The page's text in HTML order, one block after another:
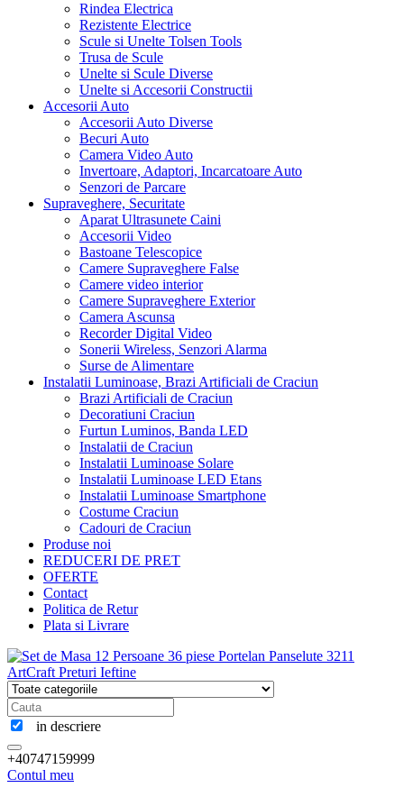
Rindea Electrica
Rezistente Electrice
Scule si Unelte Tolsen Tools
Trusa de Scule
Unelte si Scule Diverse
Unelte si Accesorii Constructii
Accesorii Auto
Accesorii Auto Diverse
Becuri Auto
Camera Video Auto
Invertoare, Adaptori, Incarcatoare Auto
Senzori de Parcare
Supraveghere, Securitate
Aparat Ultrasunete Caini
Accesorii Video
Bastoane Telescopice
Camere Supraveghere False
Camere video interior
Camere Supraveghere Exterior
Camera Ascunsa
Recorder Digital Video
Sonerii Wireless, Senzori Alarma
Surse de Alimentare
Instalatii Luminoase, Brazi Artificiali de Craciun
Brazi Artificiali de Craciun
Decoratiuni Craciun
Furtun Luminos, Banda LED
Instalatii de Craciun
Instalatii Luminoase Solare
Instalatii Luminoase LED Etans
Instalatii Luminoase Smartphone
Costume Craciun
Cadouri de Craciun
Produse noi
REDUCERI DE PRET
OFERTE
Contact
Politica de Retur
Plata si Livrare
in descriere
+40747159999
Contul meu